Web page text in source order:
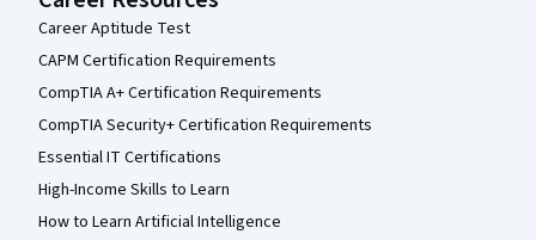
Career Aptitude Test
CAPM Certification Requirements
CompTIA A+ Certification Requirements
CompTIA Security+ Certification Requirements
Essential IT Certifications
High-Income Skills to Learn
How to Learn Artificial Intelligence